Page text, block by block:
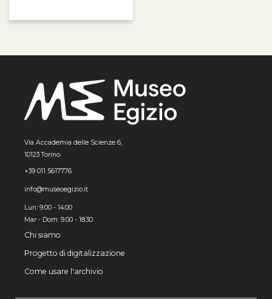
Via Accademia delle Scienze 6,
10123 Torino
+39 011 5617776
info@museoegizio.it
Lun: 9:00 - 14:00
Mar - Dom: 9.00 - 18.30
Chi siamo
Progetto di digitalizzazione
Come usare l'archivio